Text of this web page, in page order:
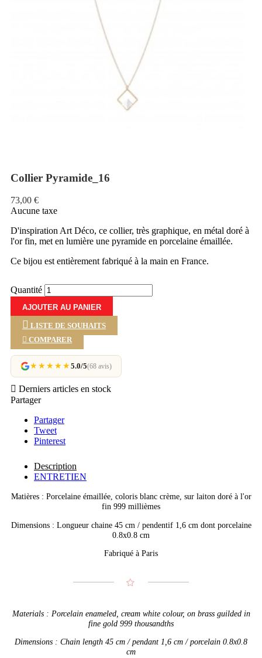
Collier Pyramide_16
73,00 €
Aucune taxe
D'inspiration Art Déco, ce collier, très graphique, en métal doré à
l'or fin, met en lumière une pyramide en porcelaine émaillée.
Ce bijou est entièrement fabriqué à la main en France.
Quantité
AJOUTER AU PANIER
LISTE DE SOUHAITS
 COMPARER
★★★★★5.0/5(68 avis)
 Derniers articles en stock
Partager
Partager
Tweet
Pinterest
Description
ENTRETIEN
Matières : Porcelaine émaillée, coloris blanc crème, sur laiton doré à l'or
fin 999 millièmes
Dimensions : Longueur chaine 45 cm / pendentif 1,6 cm dont porcelaine
0.8x0.8 cm
Fabriqué à Paris
Materials : Porcelain enameled, cream white colour, on brass guilded in
fine gold 999 thousandths
Dimensions : Chain length 45 cm / pendant 1,6 cm / porcelain 0.8x0.8
cm